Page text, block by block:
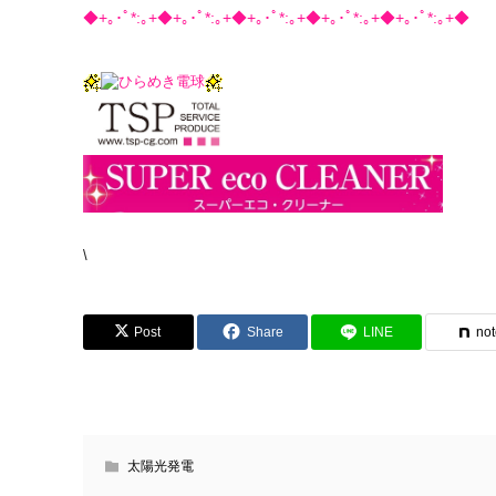
◆+｡･ﾟ*:｡+◆+｡･ﾟ*:｡+◆+｡･ﾟ*:｡+◆+｡･ﾟ*:｡+◆+｡･ﾟ*:｡+◆
\
Post Share LINE
太陽光発電